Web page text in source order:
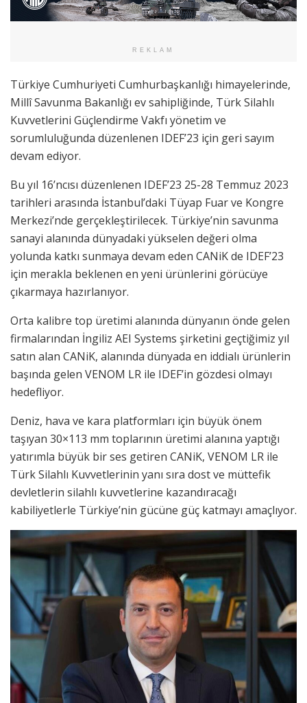
REKLAM
Türkiye Cumhuriyeti Cumhurbaşkanlığı himayelerinde,
Millî Savunma Bakanlığı ev sahipliğinde, Türk Silahlı
Kuvvetlerini Güçlendirme Vakfı yönetim ve
sorumluluğunda düzenlenen IDEF’23 için geri sayım
devam ediyor.
Bu yıl 16’ncısı düzenlenen IDEF’23 25-28 Temmuz 2023
tarihleri arasında İstanbul’daki Tüyap Fuar ve Kongre
Merkezi’nde gerçekleştirilecek. Türkiye’nin savunma
sanayi alanında dünyadaki yükselen değeri olma
yolunda katkı sunmaya devam eden CANiK de IDEF’23
için merakla beklenen en yeni ürünlerini görücüye
çıkarmaya hazırlanıyor.
Orta kalibre top üretimi alanında dünyanın önde gelen
firmalarından İngiliz AEI Systems şirketini geçtiğimiz yıl
satın alan CANiK, alanında dünyada en iddialı ürünlerin
başında gelen VENOM LR ile IDEF’in gözdesi olmayı
hedefliyor.
Deniz, hava ve kara platformları için büyük önem
taşıyan 30×113 mm toplarının üretimi alanına yaptığı
yatırımla büyük bir ses getiren CANiK, VENOM LR ile
Türk Silahlı Kuvvetlerinin yanı sıra dost ve müttefik
devletlerin silahlı kuvvetlerine kazandıracağı
kabiliyetlerle Türkiye’nin gücüne güç katmayı amaçlıyor.